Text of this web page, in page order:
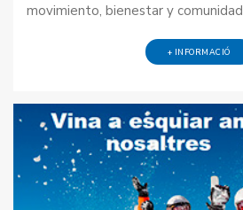
movimiento, bienestar y comunidad
+ INFORMACIÓ